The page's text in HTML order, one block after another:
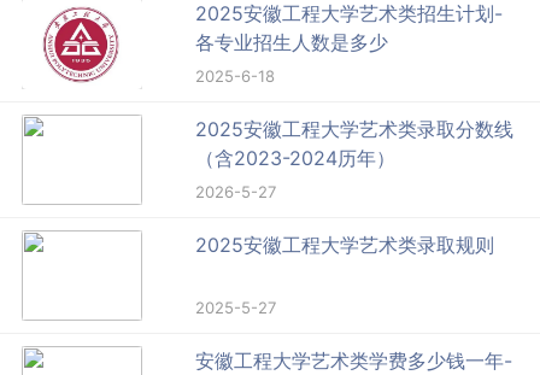
2025安徽工程大学艺术类招生计划-
各专业招生人数是多少
2025-6-18
2025安徽工程大学艺术类录取分数线
（含2023-2024历年）
2026-5-27
2025安徽工程大学艺术类录取规则
2025-5-27
安徽工程大学艺术类学费多少钱一年-